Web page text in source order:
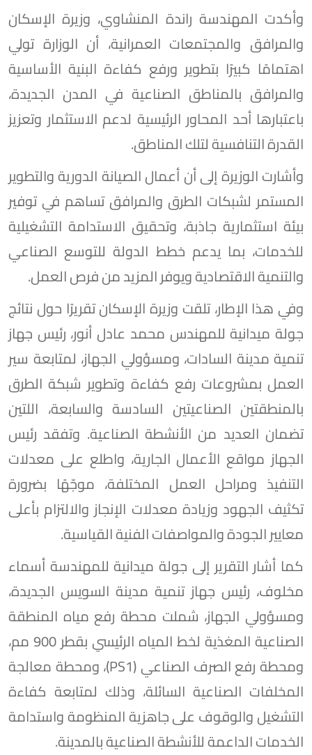
وأكدت المهندسة راندة المنشاوي، وزيرة الإسكان
والمرافق والمجتمعات العمرانية، أن الوزارة تولي
اهتمامًا كبيرًا بتطوير ورفع كفاءة البنية الأساسية
والمرافق بالمناطق الصناعية في المدن الجديدة،
باعتبارها أحد المحاور الرئيسية لدعم الاستثمار وتعزيز
القدرة التنافسية لتلك المناطق.
وأشارت الوزيرة إلى أن أعمال الصيانة الدورية والتطوير
المستمر لشبكات الطرق والمرافق تساهم في توفير
بيئة استثمارية جاذبة، وتحقيق الاستدامة التشغيلية
للخدمات، بما يدعم خطط الدولة للتوسع الصناعي
والتنمية الاقتصادية ويوفر المزيد من فرص العمل.
وفي هذا الإطار، تلقت وزيرة الإسكان تقريرًا حول نتائج
جولة ميدانية للمهندس محمد عادل أنور، رئيس جهاز
تنمية مدينة السادات، ومسؤولي الجهاز، لمتابعة سير
العمل بمشروعات رفع كفاءة وتطوير شبكة الطرق
بالمنطقتين الصناعيتين السادسة والسابعة، اللتين
تضمان العديد من الأنشطة الصناعية. وتفقد رئيس
الجهاز مواقع الأعمال الجارية، واطلع على معدلات
التنفيذ ومراحل العمل المختلفة، موجّهًا بضرورة
تكثيف الجهود وزيادة معدلات الإنجاز والالتزام بأعلى
معايير الجودة والمواصفات الفنية القياسية.
كما أشار التقرير إلى جولة ميدانية للمهندسة أسماء
مخلوف، رئيس جهاز تنمية مدينة السويس الجديدة،
ومسؤولي الجهاز، شملت محطة رفع مياه المنطقة
الصناعية المغذية لخط المياه الرئيسي بقطر 900 مم،
ومحطة رفع الصرف الصناعي (PS1)، ومحطة معالجة
المخلفات الصناعية السائلة، وذلك لمتابعة كفاءة
التشغيل والوقوف على جاهزية المنظومة واستدامة
الخدمات الداعمة للأنشطة الصناعية بالمدينة.